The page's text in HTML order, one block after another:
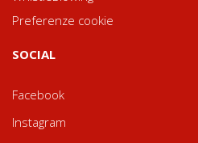
Preferenze cookie
SOCIAL
Facebook
Instagram